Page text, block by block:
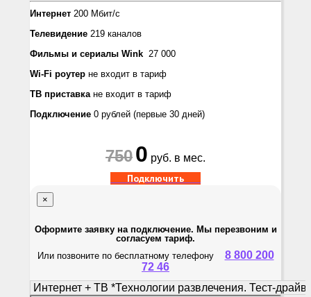
Интернет 200 Мбит/с
Телевидение 219 каналов
Фильмы и сериалы Wink 27 000
Wi-Fi роутер не входит в тариф
ТВ приставкане входит в тариф
Подключение 0 рублей (первые 30 дней)
7500 руб. в мес.
Подключить
×
Оформите заявку на подключение. Мы перезвоним и
согласуем тариф.
Или позвоните по бесплатному телефону 8 800 200
72 46